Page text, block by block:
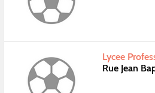
Lycee
Rue Jean